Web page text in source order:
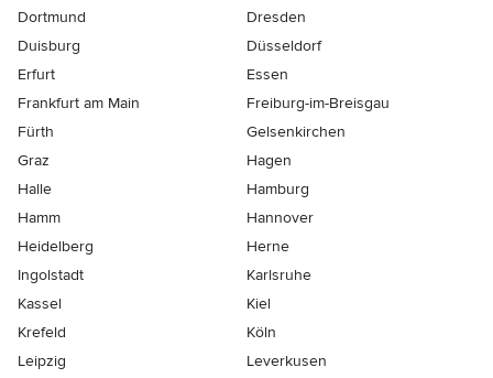
Dortmund
Dresden
Duisburg
Düsseldorf
Erfurt
Essen
Frankfurt am Main
Freiburg-im-Breisgau
Fürth
Gelsenkirchen
Graz
Hagen
Halle
Hamburg
Hamm
Hannover
Heidelberg
Herne
Ingolstadt
Karlsruhe
Kassel
Kiel
Krefeld
Köln
Leipzig
Leverkusen